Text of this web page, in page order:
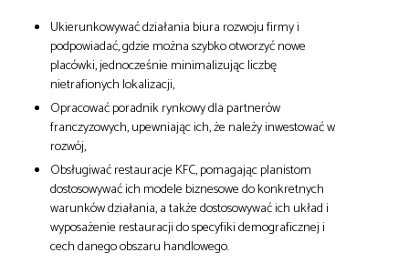
Ukierunkowywać działania biura rozwoju firmy i
podpowiadać, gdzie można szybko otworzyć nowe
placówki, jednocześnie minimalizując liczbę
nietrafionych lokalizacji,
Opracować poradnik rynkowy dla partnerów
franczyzowych, upewniając ich, że należy inwestować w
rozwój,
Obsługiwać restauracje KFC, pomagając planistom
dostosowywać ich modele biznesowe do konkretnych
warunków działania, a także dostosowywać ich układ i
wyposażenie restauracji do specyfiki demograficznej i
cech danego obszaru handlowego.